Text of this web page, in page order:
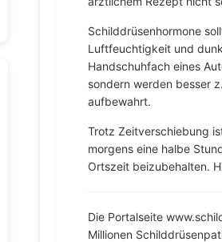
Schilddrüsenhormone
Luftfeuchtigkeit und
Handschuhfach eines
sondern werden besser
aufbewahrt.
Trotz Zeitverschiebung
morgens eine halbe
Ortszeit beizubehalten.
Die Portalseite
Millionen